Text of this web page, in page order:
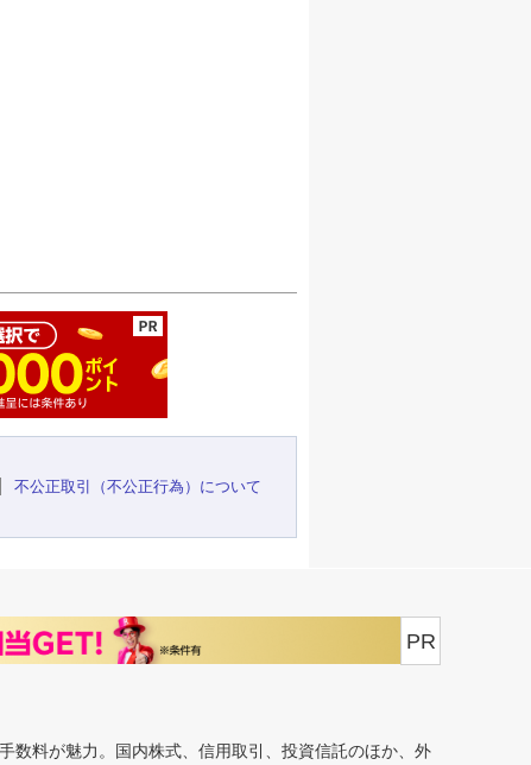
不公正取引（不公正行為）について
PR
数料が魅力。国内株式、信用取引、投資信託のほか、外